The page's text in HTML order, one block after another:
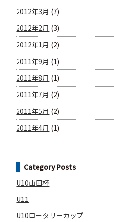
2012年3月 (7)
2012年2月 (3)
2012年1月 (2)
2011年9月 (1)
2011年8月 (1)
2011年7月 (2)
2011年5月 (2)
2011年4月 (1)
Category Posts
U10山田杯
U11
U10ロータリーカップ